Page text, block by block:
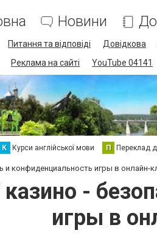
Новини
Питання та відповіді Довідкова
Реклама на сайті YouTube 04141
К Курси англійської мови П Переклад
и конфиденциальность игры в онлайн-
-
игры в